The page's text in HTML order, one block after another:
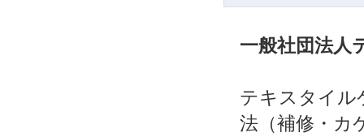
一般社団法人
テキスタイル
法（補修・カ